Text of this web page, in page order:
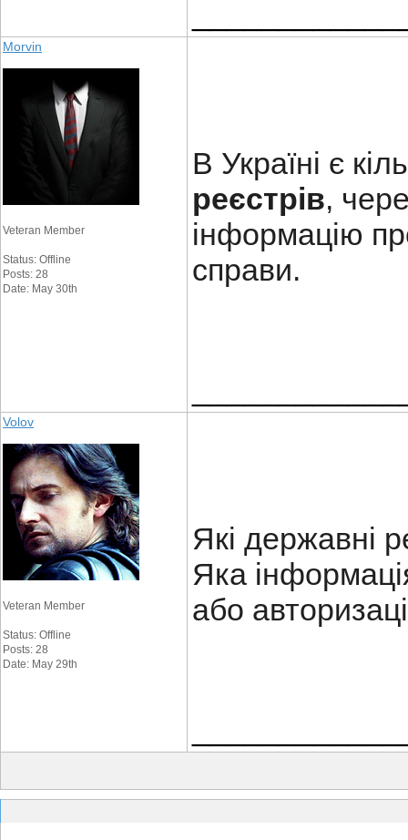
Morvin
Veteran Member
Status: Offline
Posts: 28
Date: May 30th
В Україні є
реєстрів,
інформацію
справи.
Volov
Veteran Member
Status: Offline
Posts: 28
Date: May 29th
Які державні
Яка
або